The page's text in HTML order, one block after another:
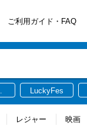
ご利用ガイド・FAQ
LuckyFes
レジャー 映画